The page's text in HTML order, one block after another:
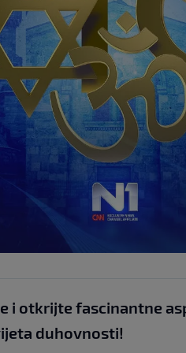
i otkrijte fascinantne
duhovnosti!